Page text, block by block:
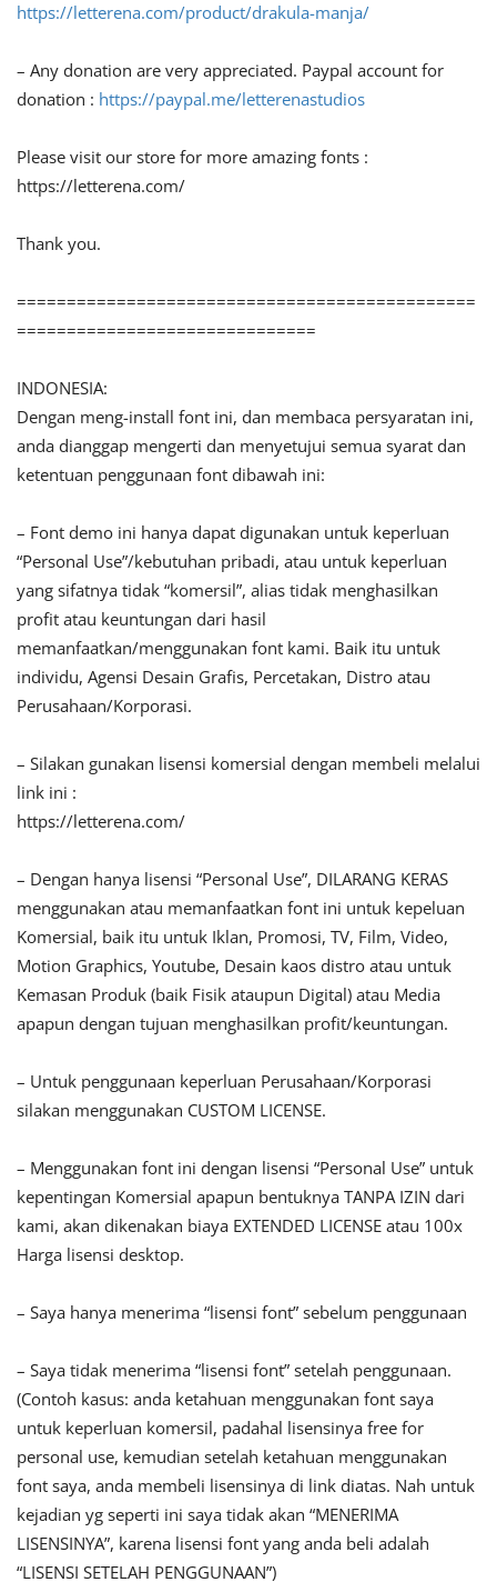
https://letterena.com/product/drakula-manja/
– Any donation are very appreciated. Paypal account for
donation : https://paypal.me/letterenastudios
Please visit our store for more amazing fonts :
https://letterena.com/
Thank you.
==============================================
==============================
INDONESIA:
Dengan meng-install font ini, dan membaca persyaratan ini,
anda dianggap mengerti dan menyetujui semua syarat dan
ketentuan penggunaan font dibawah ini:
– Font demo ini hanya dapat digunakan untuk keperluan
“Personal Use”/kebutuhan pribadi, atau untuk keperluan
yang sifatnya tidak “komersil”, alias tidak menghasilkan
profit atau keuntungan dari hasil
memanfaatkan/menggunakan font kami. Baik itu untuk
individu, Agensi Desain Grafis, Percetakan, Distro atau
Perusahaan/Korporasi.
– Silakan gunakan lisensi komersial dengan membeli melalui
link ini :
https://letterena.com/
– Dengan hanya lisensi “Personal Use”, DILARANG KERAS
menggunakan atau memanfaatkan font ini untuk kepeluan
Komersial, baik itu untuk Iklan, Promosi, TV, Film, Video,
Motion Graphics, Youtube, Desain kaos distro atau untuk
Kemasan Produk (baik Fisik ataupun Digital) atau Media
apapun dengan tujuan menghasilkan profit/keuntungan.
– Untuk penggunaan keperluan Perusahaan/Korporasi
silakan menggunakan CUSTOM LICENSE.
– Menggunakan font ini dengan lisensi “Personal Use” untuk
kepentingan Komersial apapun bentuknya TANPA IZIN dari
kami, akan dikenakan biaya EXTENDED LICENSE atau 100x
Harga lisensi desktop.
– Saya hanya menerima “lisensi font” sebelum penggunaan
– Saya tidak menerima “lisensi font” setelah penggunaan.
(Contoh kasus: anda ketahuan menggunakan font saya
untuk keperluan komersil, padahal lisensinya free for
personal use, kemudian setelah ketahuan menggunakan
font saya, anda membeli lisensinya di link diatas. Nah untuk
kejadian yg seperti ini saya tidak akan “MENERIMA
LISENSINYA”, karena lisensi font yang anda beli adalah
“LISENSI SETELAH PENGGUNAAN”)